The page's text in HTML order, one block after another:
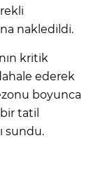
nakledildi.
kritik
ederek
boyunca
tatil
sundu.